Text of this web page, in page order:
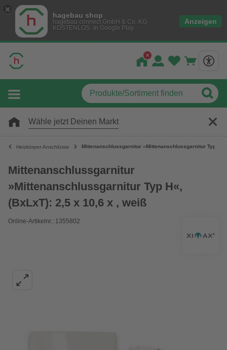
hagebau shop
hagebau connect GmbH & Co. KG
KOSTENLOS- In Google Play
Anzeigen
Wähle jetzt Deinen Markt
Heizkörper-Anschlüsse Mittenanschlussgarnitur »Mittenanschlussgarnitur Typ
Mittenanschlussgarnitur
»Mittenanschlussgarnitur Typ H«,
(BxLxT): 2,5 x 10,6 x , weiß
Online-Artikelnr.: 1355802